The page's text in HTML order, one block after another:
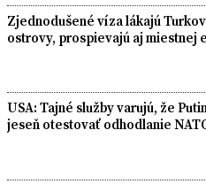
Zjednodušené víza lákajú
ostrovy, prospievajú aj miestnej
USA: Tajné služby varujú, že
jeseň otestovať odhodlanie